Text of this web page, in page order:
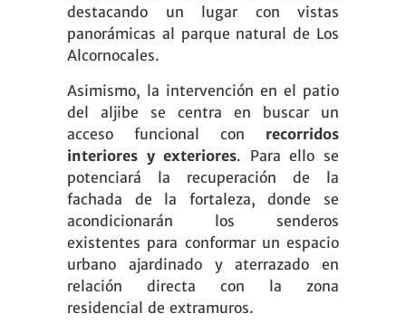
destacando un lugar con vistas
panorámicas al parque natural de Los
Alcornocales.
Asimismo, la intervención en el patio
del aljibe se centra en buscar un
acceso funcional con recorridos
interiores y exteriores. Para ello se
potenciará la recuperación de la
fachada de la fortaleza, donde se
acondicionarán los senderos
existentes para conformar un espacio
urbano ajardinado y aterrazado en
relación directa con la zona
residencial de extramuros.